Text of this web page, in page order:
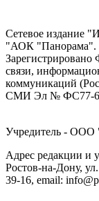
Сетевое издание
"АОК "Панорама".
Зарегистрировано
связи,
коммуникаций
СМИ Эл № ФС77-
Учредитель -
Адрес редакции и
Ростов-на-Дону,
39-16, email: